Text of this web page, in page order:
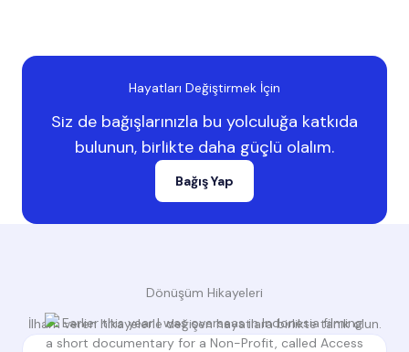
Hayatları Değiştirmek İçin
Siz de bağışlarınızla bu yolculuğa katkıda
bulunun, birlikte daha güçlü olalım.
Bağış Yap
Dönüşüm Hikayeleri
İlham veren hikayelerle değişen hayatlara birlikte tanık olun.